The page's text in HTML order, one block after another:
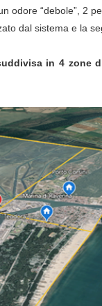
“debole”, 2
dal sistema e la
in 4 zone